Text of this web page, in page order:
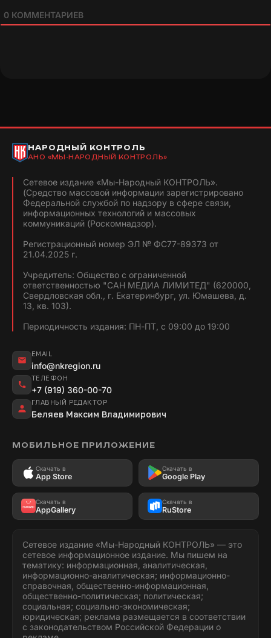
0 КОММЕНТАРИЕВ
НАРОДНЫЙ КОНТРОЛЬ
АНО «МЫ-НАРОДНЫЙ КОНТРОЛЬ»
Сетевое издание «Мы-Народный КОНТРОЛЬ».
(Средство массовой информации зарегистрировано
Федеральной службой по надзору в сфере связи,
информационных технологий и массовых
коммуникаций (Роскомнадзор).
Регистрационный номер ЭЛ № ФС77-89373 от
21.04.2025 г.
Учредитель: Общество с ограниченной
ответственностью "САН МЕДИА ЛИМИТЕД" (620000,
Свердловская обл., г. Екатеринбург, ул. Юмашева, д.
13, кв. 103).
Периодичность издания: ПН-ПТ, с 09:00 до 19:00
EMAIL
info@nkregion.ru
ТЕЛЕФОН
+7 (919) 360-00-70
ГЛАВНЫЙ РЕДАКТОР
Беляев Максим Владимирович
МОБИЛЬНОЕ ПРИЛОЖЕНИЕ
Скачать в
App Store
Скачать в
Google Play
Скачать в
AppGallery
Скачать в
RuStore
Сетевое издание «Мы-Народный КОНТРОЛЬ» — это
сетевое информационное издание. Мы пишем на
тематику: информационная, аналитическая,
информационно-аналитическая; информационно-
справочная, общественно-информационная,
общественно-политическая; политическая;
социальная; социально-экономическая;
юридическая; реклама размещается в соответствии
с законодательством Российской Федерации о